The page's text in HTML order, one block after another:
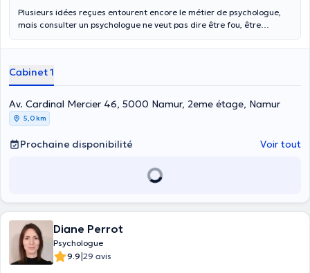
Plusieurs idées reçues entourent encore le métier de psychologue,
mais consulter un psychologue ne veut pas dire être fou, être
psychologue, c’est être conscient de ses difficultés et accepter
difficile.
Cabinet 1
Av. Cardinal Mercier 46, 5000 Namur, 2eme étage, Namur
5,0 km
Prochaine disponibilité Voir tout
Diane Perrot
Psychologue
9.9|29 avis